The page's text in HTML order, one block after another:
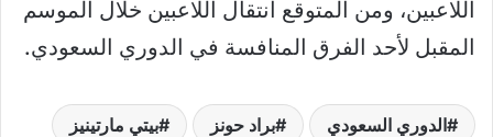
اللاعبين، ومن المتوقع أنتقال اللاعبين خلال الموسم
المقبل لأحد الفرق المنافسة في الدوري السعودي.
الدوري السعودي براد حونز بيتي مارتينيز